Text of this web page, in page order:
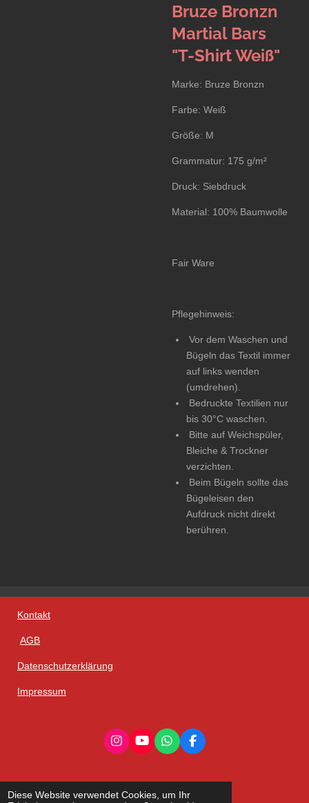
Diese Website verwendet Cookies, um Ihr
Bruze Bronzn
Martial Bars
"T-Shirt Weiß"
Marke: Bruze Bronzn
Farbe: Weiß
Größe: M
Grammatur: 175 g/m²
Druck: Siebdruck
Material: 100% Baumwolle
Fair Ware
Pflegehinweis:
Vor dem Waschen und
Bügeln das Textil immer
auf links wenden
(umdrehen).
Bedruckte Textilien nur
bis 30°C waschen.
Bitte auf Weichspüler,
Bleiche & Trockner
verzichten.
Beim Bügeln sollte das
Bügeleisen den
Aufdruck nicht direkt
berühren.
Kontakt
AGB
Datenschutzerklärung
Impressum
I
n
a
Y
o
u
W
h
F
a